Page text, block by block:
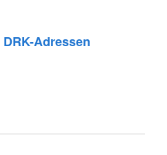
DRK-Adressen